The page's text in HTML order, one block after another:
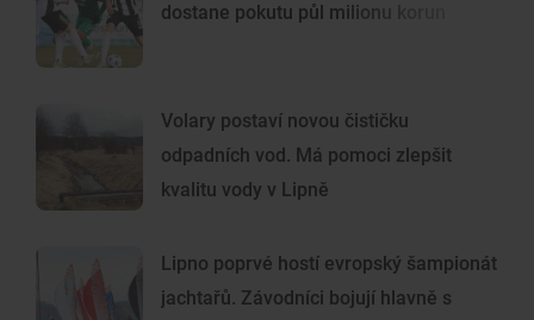
dostane pokutu půl milionu korun
Volary postaví novou čističku
odpadních vod. Má pomoci zlepšit
kvalitu vody v Lipně
Lipno poprvé hostí evropský šampionát
jachtařů. Závodníci bojují hlavně s